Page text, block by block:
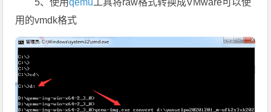
5、使用qemu工具将raw格式转换成VMware可以使
用的vmdk格式